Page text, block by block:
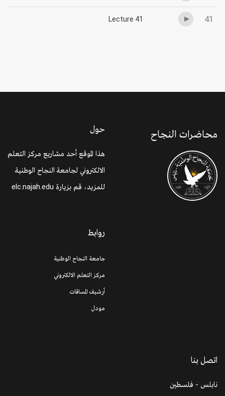
41
Lecture 41
محاضرات النجاح حول
هذا الموقع أحد مشاريع مركز التعلم
الالكتروني لجامعة النجاح الوطنية
للمزيد، قم بزيارة elc.najah.edu
روابط
جامعة النجاح الوطنية
مركز التعلم الالكتروني
أرشيف المساقات
مودل
اتصل بنا
نابلس - فلسطين